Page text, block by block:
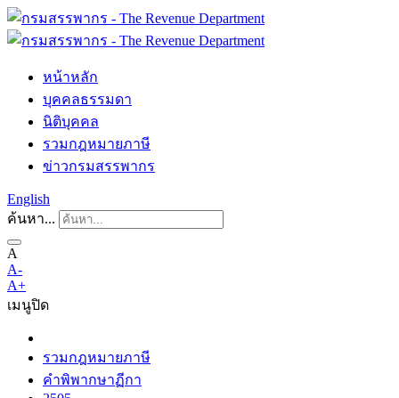
หน้าหลัก
บุคคลธรรมดา
นิติบุคคล
รวมกฎหมายภาษี
ข่าวกรมสรรพากร
English
ค้นหา...
A
A-
A+
เมนูปิด
รวมกฎหมายภาษี
คำพิพากษาฏีกา